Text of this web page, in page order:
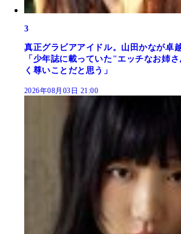
3
真正グラビアアイドル。山田かなが卓
「少年誌に載っていた"エッチなお姉
く尊いことだと思う」
2026年08月03日 21:00